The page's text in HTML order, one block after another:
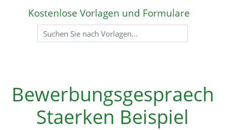
Kostenlose Vorlagen und Formulare
Bewerbungsgespraech
Staerken Beispiel